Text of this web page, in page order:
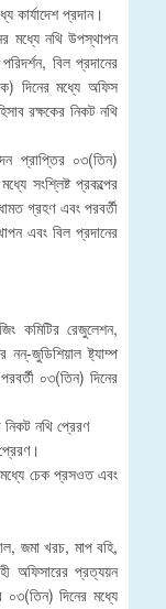
কার্যাদেশ প্রদান।
মধ্যে নথি উপস্থাপন
বিল প্রদানের
দিনের মধ্যে অফিস
রক্ষকের নিকট নথি
প্রাপ্তির ০৩(তিন)
সংশ্লিষ্ট প্রকল্পের
গ্রহণ এবং পরবর্তী
এবং বিল প্রদানের
কমিটির রেজুলেশন,
জুডিশিয়াল ষ্ট্যাম্প
০৩(তিন) দিনের
নথি প্রেরণ
চেক প্রসওত এবং
জমা খরচ, মাপ বহি,
অফিসারের প্রত্যয়ন
দিনের মধ্যে